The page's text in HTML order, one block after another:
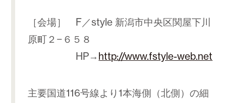
［会場］ F／style 新潟市中央区関屋下川
原町２−６５８
HP→ http://www.fstyle-web.net
主要国道116号線より1本海側（北側）の細